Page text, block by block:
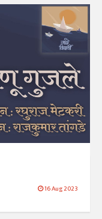
16 Aug 2023